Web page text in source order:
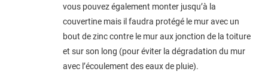
vous pouvez également monter jusqu’à la
couvertine mais il faudra protégé le mur avec un
bout de zinc contre le mur aux jonction de la toiture
et sur son long (pour éviter la dégradation du mur
avec l’écoulement des eaux de pluie).